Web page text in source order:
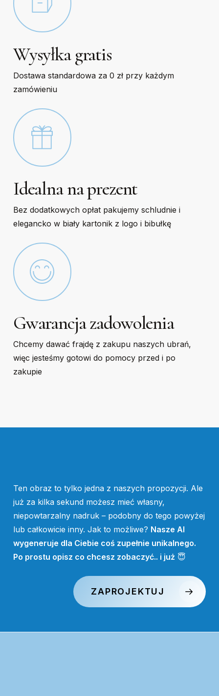
Wysyłka gratis
Dostawa standardowa za 0 zł przy każdym
zamówieniu
Idealna na prezent
Bez dodatkowych opłat pakujemy schludnie i
elegancko w biały kartonik z logo i bibułkę
Gwarancja zadowolenia
Chcemy dawać frajdę z zakupu naszych ubrań,
więc jesteśmy gotowi do pomocy przed i po
zakupie
Ten obraz to tylko jedna z naszych propozycji. Ale
już za kilka sekund możesz mieć własny,
niepowtarzalny nadruk – podobny do tego powyżej
lub całkowicie inny. Jak to możliwe? Nasze AI
wygeneruje dla Ciebie coś zupełnie unikalnego.
Po prostu opisz co chcesz zobaczyć.. i już 😇
ZAPROJEKTUJ